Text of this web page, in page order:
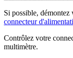
Si possible,
connecteur
Contrôlez votre
multimètre.